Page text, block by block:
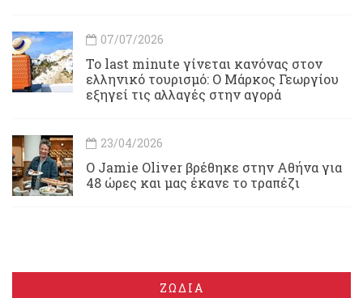
07/07/2026
Το last minute γίνεται κανόνας στον
ελληνικό τουρισμό: Ο Μάρκος Γεωργίου
εξηγεί τις αλλαγές στην αγορά
23/04/2026
Ο Jamie Oliver βρέθηκε στην Αθήνα για
48 ώρες και μας έκανε το τραπέζι
ΖΩΔΙΑ